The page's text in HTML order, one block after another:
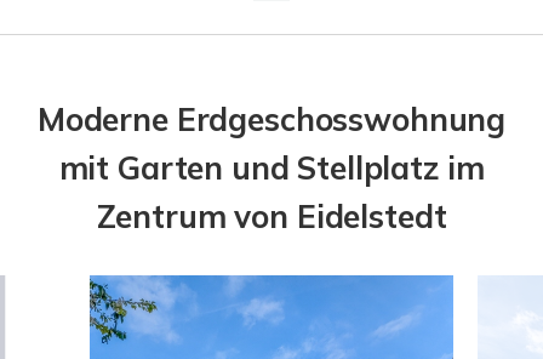
Moderne Erdgeschosswohnung
mit Garten und Stellplatz im
Zentrum von Eidelstedt